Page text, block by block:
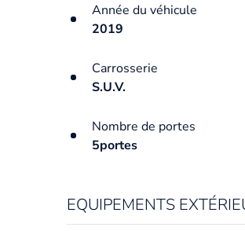
Année du véhicule
2019
Carrosserie
S.U.V.
Nombre de portes
5portes
EQUIPEMENTS